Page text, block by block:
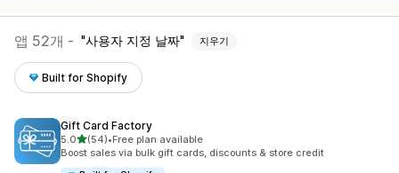
앱 52개 - 사용자 지정 날짜 지우기
Built for Shopify
Gift Card Factory
5.0별 5개 중
(54)
총 리뷰 54개
•Free plan available
Boost sales via bulk gift cards, discounts & store credit